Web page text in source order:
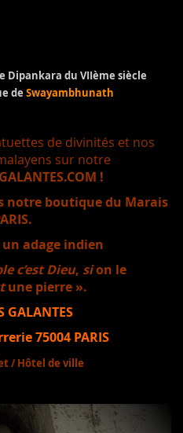
du VIIème siècle
de Swayambhunath
de divinités et nos
sur notre
!
notre boutique du Marais
adage indien
c’est Dieu, sion le
une pierre ».
GALANTES
75004 PARIS
/ Hôtel de ville